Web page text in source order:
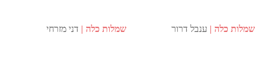
שמלות כלה ענבל דרור שמלות כלה דני מזרחי